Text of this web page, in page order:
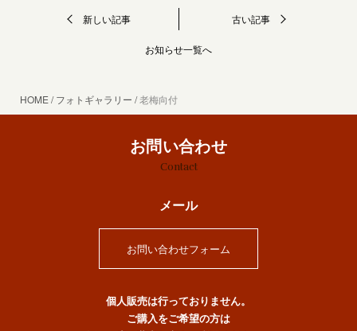
新しい記事
お知らせ一覧へ
古い記事
HOME フォトギャラリー 老梅向付
お問い合わせ
Contact
メール
お問い合わせフォーム
個人販売は行っておりません。
ご購入をご希望の方は